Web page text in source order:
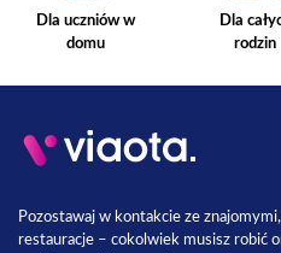
Dla uczniów w
domu
Dla
rodzin
Pozostawaj w kontakcie ze
restauracje – cokolwiek musisz robić